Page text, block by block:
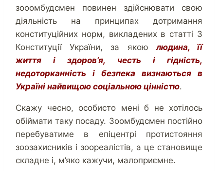
зооомбудсмен повинен здійснювати свою
діяльність на принципах дотримання
конституційних норм, викладених в статті 3
Конституції України, за якою людина, її
життя і здоров’я, честь і гідність,
недоторканність і безпека визнаються в
Україні найвищою соціальною цінністю.
Скажу чесно, особисто мені б не хотілось
обіймати таку посаду. Зоомбудсмен постійно
перебуватиме в епіцентрі протистояння
зоозахисників і зоореалістів, а це становище
складне і, м’яко кажучи, малоприємне.